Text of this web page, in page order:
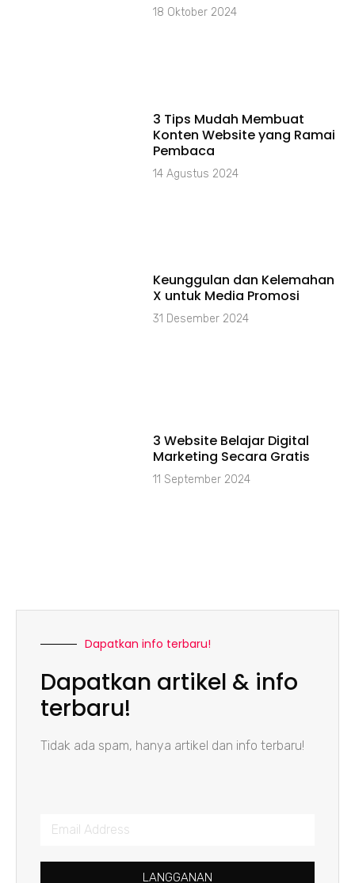
18 Oktober 2024
3 Tips Mudah Membuat
Konten Website yang Ramai
Pembaca
14 Agustus 2024
Keunggulan dan Kelemahan
X untuk Media Promosi
31 Desember 2024
3 Website Belajar Digital
Marketing Secara Gratis
11 September 2024
Dapatkan info terbaru!
Dapatkan artikel & info
terbaru!
Tidak ada spam, hanya artikel dan info terbaru!
LANGGANAN